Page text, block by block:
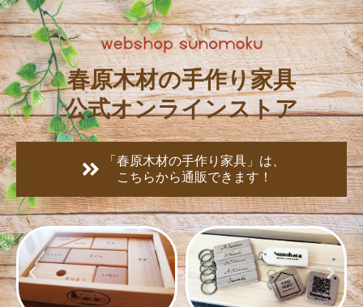
文住宅
歴史と技術と誇りを胸に
「ひとつの想いを ひとつの家に」が
私たちの使命だと考えています。
家づくり
春原木材の手作り家具
公式オンラインストア
「春原木材の手作り家具」は、
こちらから通販できます！